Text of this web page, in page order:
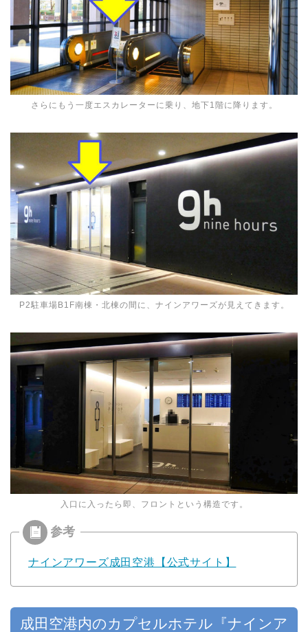
さらにもう一度エスカレーターに乗り、地下1階に降ります。
P2駐車場B1F南棟・北棟の間に、ナインアワーズが見えてきます。
入口に入ったら即、フロントという構造です。
ナインアワーズ成田空港【公式サイト】
成田空港内のカプセルホテル『ナインア